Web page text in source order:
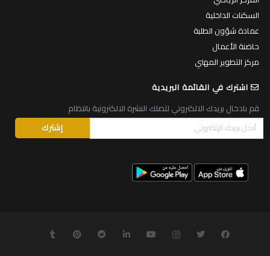
السكنات الداخلية
عمادة شؤون الطلبة
حاضنة الأعمال
مركز التطوير المهني
اشترك في القائمة البريدية
قم بادخال بريدك الالكتروني لتصلك النشرة الالكترونية بانتظام